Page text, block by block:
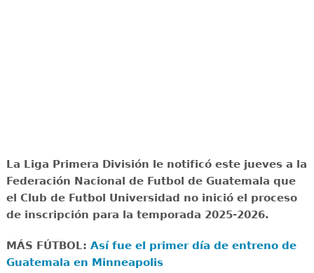
La Liga Primera División le notificó este jueves a la
Federación Nacional de Futbol de Guatemala que
el Club de Futbol Universidad no inició el proceso
de inscripción para la temporada 2025-2026.
MÁS FÚTBOL: Así fue el primer día de entreno de
Guatemala en Minneapolis